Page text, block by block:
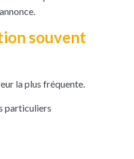
souvent
la plus fréquente.
particuliers